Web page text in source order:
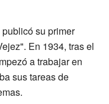
su primer
En 1934, tras el
a trabajar en
sus tareas de